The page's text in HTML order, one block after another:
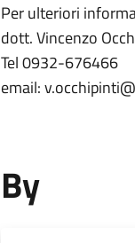
Per ulteriori
dott. Vincenzo
Tel 0932-676466
email:
By